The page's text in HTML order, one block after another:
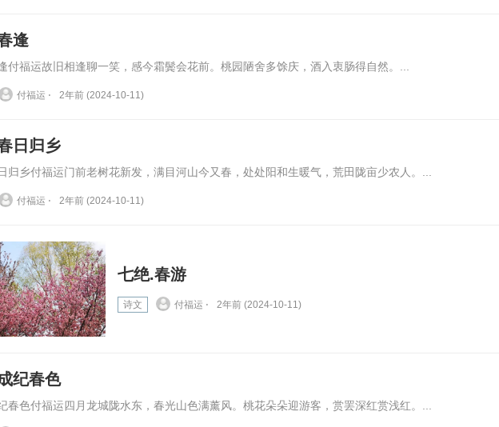
逢
付福运故旧相逢聊一笑，感今霜鬓会花前。桃园陋舍多馀庆，酒入衷肠得自然。...
付福运 ⋅ 2年前 (2024-10-11)
日归乡
归乡付福运门前老树花新发，满目河山今又春，处处阳和生暖气，荒田陇亩少农人。...
付福运 ⋅ 2年前 (2024-10-11)
七绝.春游
诗文 付福运 ⋅ 2年前 (2024-10-11)
纪春色
春色付福运四月龙城陇水东，春光山色满薰风。桃花朵朵迎游客，赏罢深红赏浅红。...